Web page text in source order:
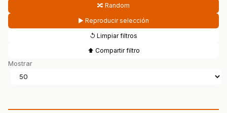
🔀 Random
▶ Reproducir selección
↺ Limpiar filtros
⬆ Compartir filtro
Mostrar